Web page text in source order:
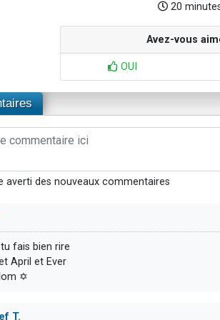
20
Avez-vous
OUI
averti des nouveaux commentaires
fais bien rire
April et Ever
✡
T.